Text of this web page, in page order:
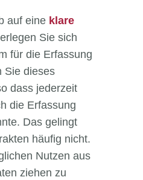
auf eine klare
Sie sich
für die Erfassung
Sie dieses
dass jederzeit
die Erfassung
Das gelingt
häufig nicht.
Nutzen aus
ziehen zu